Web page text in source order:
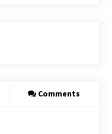
Comments